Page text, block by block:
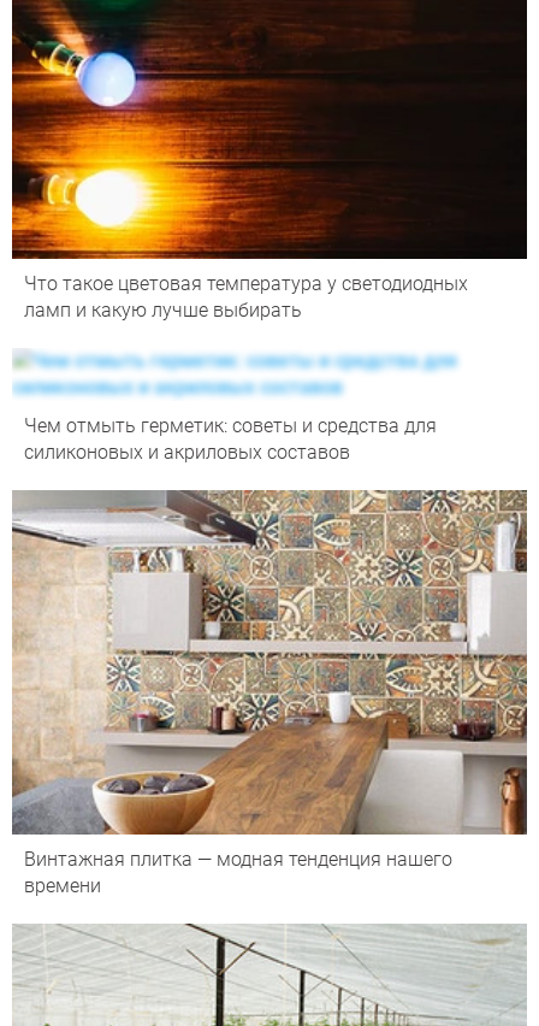
Что такое цветовая температура у светодиодных
ламп и какую лучше выбирать
Чем отмыть герметик: советы и средства для
силиконовых и акриловых составов
Винтажная плитка — модная тенденция нашего
времени